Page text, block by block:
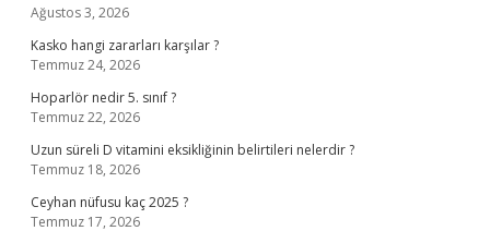
Ağustos 3, 2026
Kasko hangi zararları karşılar ?
Temmuz 24, 2026
Hoparlör nedir 5. sınıf ?
Temmuz 22, 2026
Uzun süreli D vitamini eksikliğinin belirtileri nelerdir ?
Temmuz 18, 2026
Ceyhan nüfusu kaç 2025 ?
Temmuz 17, 2026